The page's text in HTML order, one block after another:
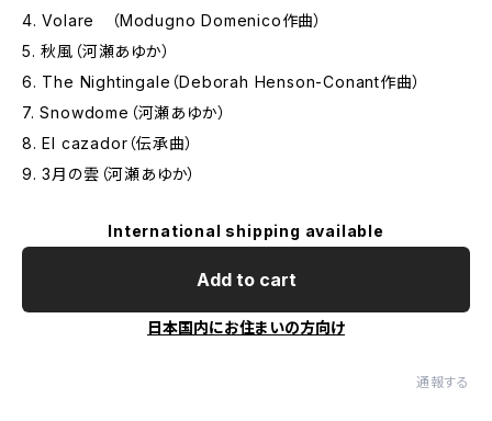
4. Volare （Modugno Domenico作曲）
5. 秋風（河瀬あゆか）
6. The Nightingale（Deborah Henson-Conant作曲）
7. Snowdome（河瀬あゆか）
8. El cazador（伝承曲）
9. 3月の雲（河瀬あゆか）
International shipping available
Add to cart
日本国内にお住まいの方向け
通報する